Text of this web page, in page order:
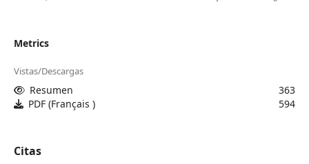
Metrics
Vistas/Descargas
Resumen
363
PDF (Français )
594
Citas